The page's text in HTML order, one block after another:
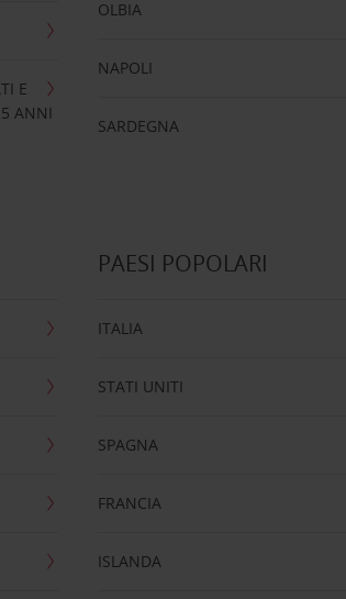
E
ANNI
OLBIA
NAPOLI
SARDEGNA
PAESI POPOLARI
ITALIA
STATI UNITI
SPAGNA
FRANCIA
ISLANDA